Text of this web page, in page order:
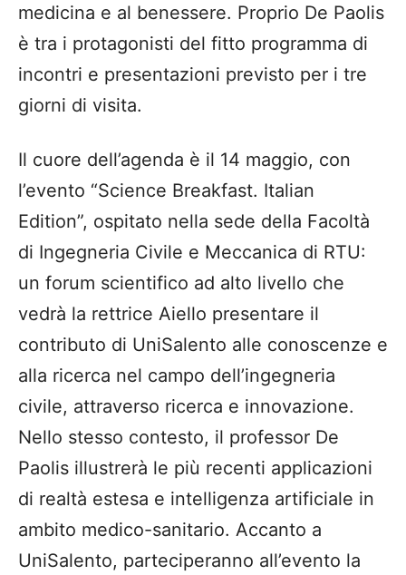
medicina e al benessere. Proprio De Paolis
è tra i protagonisti del fitto programma di
incontri e presentazioni previsto per i tre
giorni di visita.
Il cuore dell’agenda è il 14 maggio, con
l’evento “Science Breakfast. Italian
Edition”, ospitato nella sede della Facoltà
di Ingegneria Civile e Meccanica di RTU:
un forum scientifico ad alto livello che
vedrà la rettrice Aiello presentare il
contributo di UniSalento alle conoscenze e
alla ricerca nel campo dell’ingegneria
civile, attraverso ricerca e innovazione.
Nello stesso contesto, il professor De
Paolis illustrerà le più recenti applicazioni
di realtà estesa e intelligenza artificiale in
ambito medico-sanitario. Accanto a
UniSalento, parteciperanno all’evento la